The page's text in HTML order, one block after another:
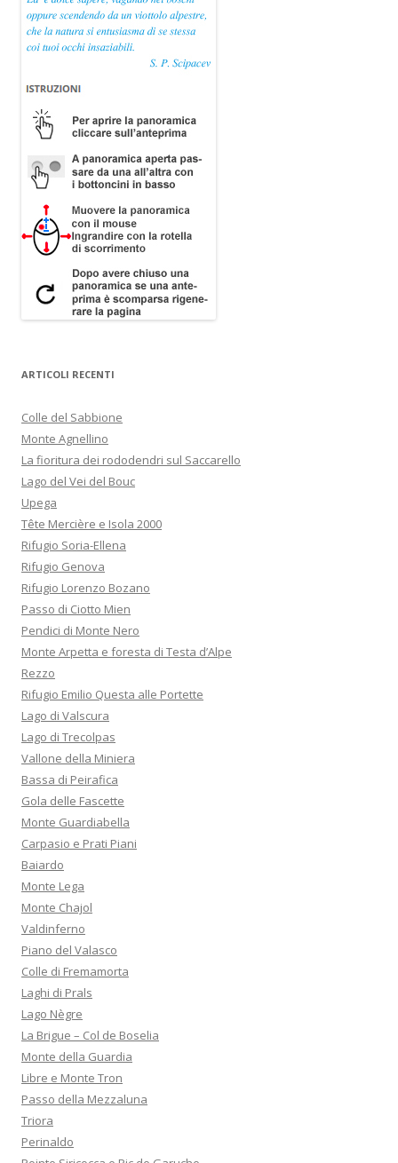
ARTICOLI RECENTI
Colle del Sabbione
Monte Agnellino
La fioritura dei rododendri sul Saccarello
Lago del Vei del Bouc
Upega
Tête Mercière e Isola 2000
Rifugio Soria-Ellena
Rifugio Genova
Rifugio Lorenzo Bozano
Passo di Ciotto Mien
Pendici di Monte Nero
Monte Arpetta e foresta di Testa d’Alpe
Rezzo
Rifugio Emilio Questa alle Portette
Lago di Valscura
Lago di Trecolpas
Vallone della Miniera
Bassa di Peirafica
Gola delle Fascette
Monte Guardiabella
Carpasio e Prati Piani
Baiardo
Monte Lega
Monte Chajol
Valdinferno
Piano del Valasco
Colle di Fremamorta
Laghi di Prals
Lago Nègre
La Brigue – Col de Boselia
Monte della Guardia
Libre e Monte Tron
Passo della Mezzaluna
Triora
Perinaldo